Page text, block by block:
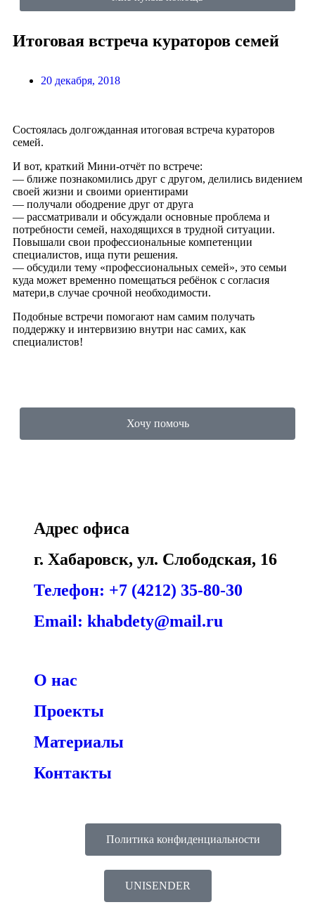
Итоговая встреча кураторов семей
20 декабря, 2018
Состоялась долгожданная итоговая встреча кураторов
семей.
И вот, краткий Мини-отчёт по встрече:
— ближе познакомились друг с другом, делились видением
своей жизни и своими ориентирами
— получали ободрение друг от друга
— рассматривали и обсуждали основные проблема и
потребности семей, находящихся в трудной ситуации.
Повышали свои профессиональные компетенции
специалистов, ища пути решения.
— обсудили тему «профессиональных семей», это семьи
куда может временно помещаться ребёнок с согласия
матери,в случае срочной необходимости.
Подобные встречи помогают нам самим получать
поддержку и интервизию внутри нас самих, как
специалистов!
Хочу помочь
Адрес офиса
г. Хабаровск, ул. Слободская, 16
Телефон: +7 (4212) 35-80-30
Email: khabdety@mail.ru
О нас
Проекты
Материалы
Контакты
Политика конфиденциальности
UNISENDER